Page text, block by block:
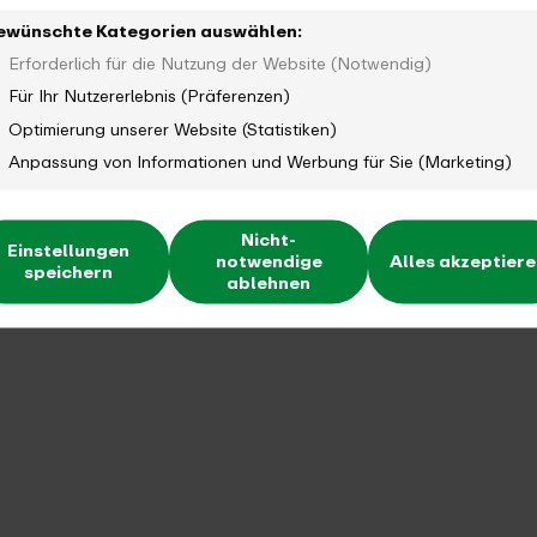
Kategorien auswählen:
Erforderlich für die Nutzung der Website (Notwendig)
Für Ihr Nutzererlebnis (Präferenzen)
Optimierung unserer Website (Statistiken)
Anpassung von Informationen und Werbung für Sie (Marketing)
Einstellungen
speichern
Nicht-
notwendige
ablehnen
Alles